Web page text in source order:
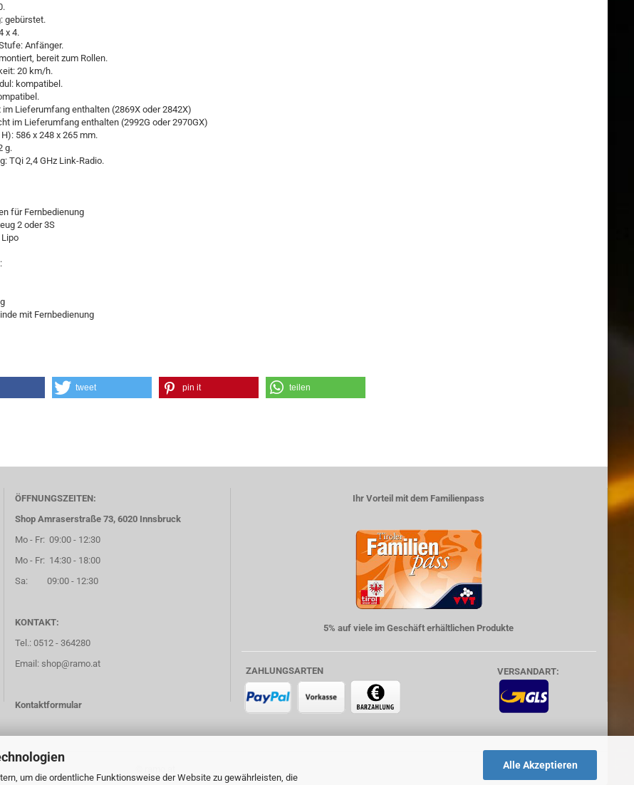
um die ordentliche Funktionsweise der Website zu gewährleisten, die
Alle Akzeptieren
gebürstet.
x 4.
Anfänger.
bereit zum Rollen.
20 km/h.
kompatibel.
im Lieferumfang enthalten (2869X oder 2842X)
im Lieferumfang enthalten (2992G oder 2970GX)
586 x 248 x 265 mm.
g.
TQi 2,4 GHz Link-Radio.
für Fernbedienung
2 oder 3S
mit Fernbedienung
tweet pin it teilen
ÖFFNUNGSZEITEN:
Shop Amraserstraße 73, 6020 Innsbruck
Mo - Fr: 09:00 - 12:30
Mo - Fr: 14:30 - 18:00
Sa: 09:00 - 12:30
KONTAKT:
Tel.: 0512 - 364280
Email: shop@ramo.at
Kontaktformular
Ihr Vorteil mit dem Familienpass
5% auf viele im Geschäft erhältlichen Produkte
ZAHLUNGSARTEN VERSANDART: